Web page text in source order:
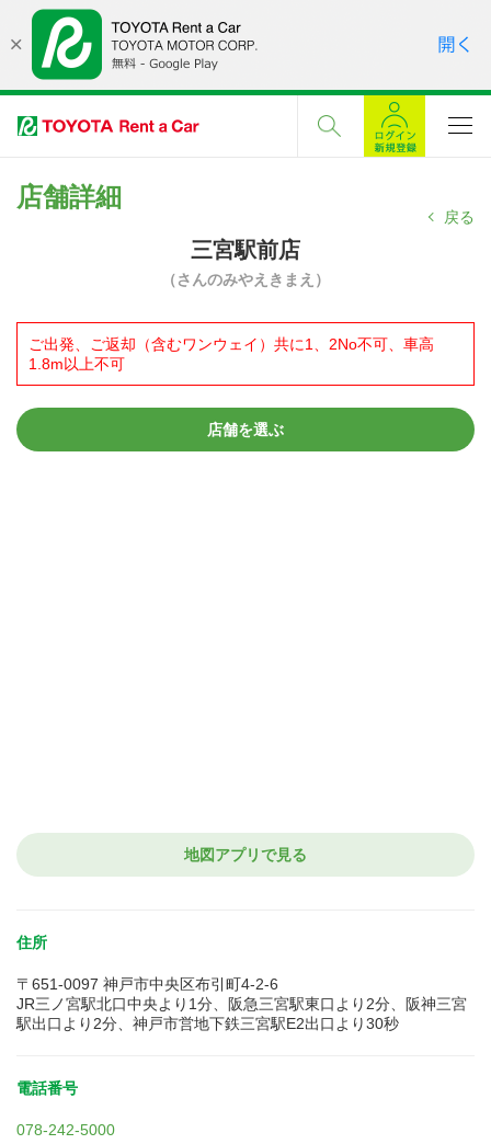
店舗詳細
戻る
三宮駅前店
（さんのみやえきまえ）
ご出発、ご返却（含むワンウェイ）共に1、2No不可、車高
1.8m以上不可
店舗を選ぶ
地図アプリで見る
住所
〒651-0097 神戸市中央区布引町4-2-6
JR三ノ宮駅北口中央より1分、阪急三宮駅東口より2分、阪神三宮
駅出口より2分、神戸市営地下鉄三宮駅E2出口より30秒
電話番号
078-242-5000